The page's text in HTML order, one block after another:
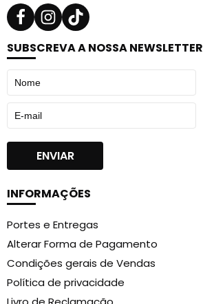
SUBSCREVA A NOSSA NEWSLETTER
INFORMAÇÕES
Portes e Entregas
Alterar Forma de Pagamento
Condições gerais de Vendas
Política de privacidade